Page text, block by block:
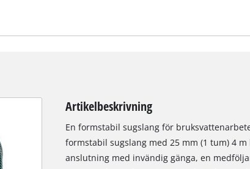
Artikelbeskrivning
En formstabil sugslang för
formstabil sugslang med 25 mm (1 tum) 4
anslutning med invändig gänga, en